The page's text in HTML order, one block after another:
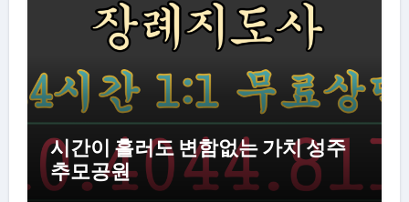
시간이 흘러도 변함없는 가치 성주
추모공원